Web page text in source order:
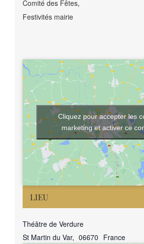
Comité des Fêtes,
Festivités mairie
LIEU
Théâtre de Verdure
St Martin du Var, 06670 France
Cliquez pour accepter les
marketing et activer ce